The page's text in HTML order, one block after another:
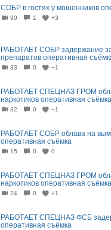
СОБР в гостях у мошенников
90 1 +3
РАБОТАЕТ СОБР задержание
препаратов оперативная
33 0 −1
РАБОТАЕТ СПЕЦНАЗ ГРОМ
наркотиков оперативная съёмка
32 0 −1
РАБОТАЕТ СОБР облава на
оперативная съёмка
15 0 0
РАБОТАЕТ СПЕЦНАЗ ГРОМ
наркотиков оперативная съёмка
24 0 +1
РАБОТАЕТ СПЕЦНАЗ ФСБ
оперативная съёмка